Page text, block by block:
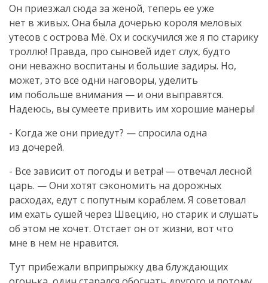
Он приезжал сюда за женой, теперь ее уже
нет в живых. Она была дочерью короля меловых
утесов с острова Мё. Ох и соскучился же я по старику
троллю! Правда, про сыновей идет слух, будто
они неважно воспитаны и большие задиры. Но,
может, это все одни наговоры, уделить
им побольше внимания — и они выправятся.
Надеюсь, вы сумеете привить им хорошие манеры!
- Когда же они приедут? — спросила одна
из дочерей.
- Все зависит от погоды и ветра! — отвечал лесной
царь. — Они хотят сэкономить на дорожных
расходах, едут с попутным кораблем. Я советовал
им ехать сушей через Швецию, но старик и слушать
об этом не хочет. Отстает он от жизни, вот что
мне в нем не нравится.
Тут прибежали вприпрыжку два блуждающих